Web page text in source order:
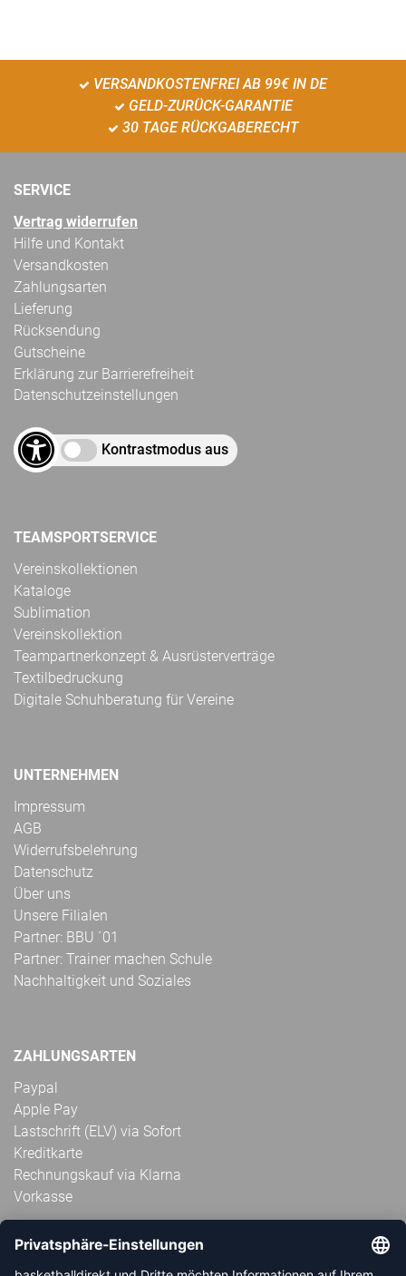
VERSANDKOSTENFREI AB 99€ IN DE
GELD-ZURÜCK-GARANTIE
30 TAGE RÜCKGABERECHT
SERVICE
Vertrag widerrufen
Hilfe und Kontakt
Versandkosten
Zahlungsarten
Lieferung
Rücksendung
Gutscheine
Erklärung zur Barrierefreiheit
Datenschutzeinstellungen
Kontrastmodus aus
TEAMSPORTSERVICE
Vereinskollektionen
Kataloge
Sublimation
Vereinskollektion
Teampartnerkonzept & Ausrüsterverträge
Textilbedruckung
Digitale Schuhberatung für Vereine
UNTERNEHMEN
Impressum
AGB
Widerrufsbelehrung
Datenschutz
Über uns
Unsere Filialen
Partner: BBU ´01
Partner: Trainer machen Schule
Nachhaltigkeit und Soziales
ZAHLUNGSARTEN
Paypal
Apple Pay
Lastschrift (ELV) via Sofort
Kreditkarte
Rechnungskauf via Klarna
Vorkasse
ABONNIERE JETZT DEN KOSTENLOSEN